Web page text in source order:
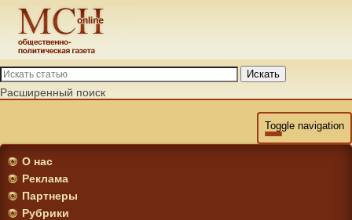
Искать
Расширенный поиск
Toggle navigation
О нас
Реклама
Партнеры
Рубрики